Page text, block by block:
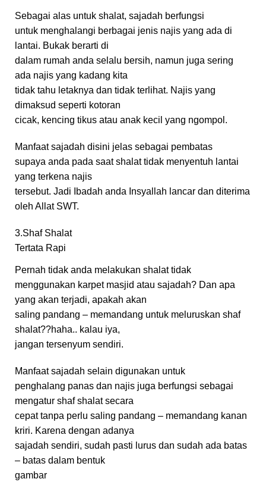
Sebagai alas untuk shalat, sajadah berfungsi
untuk menghalangi berbagai jenis najis yang ada di
lantai. Bukak berarti di
dalam rumah anda selalu bersih, namun juga sering
ada najis yang kadang kita
tidak tahu letaknya dan tidak terlihat. Najis yang
dimaksud seperti kotoran
cicak, kencing tikus atau anak kecil yang ngompol.
Manfaat sajadah disini jelas sebagai pembatas
supaya anda pada saat shalat tidak menyentuh lantai
yang terkena najis
tersebut. Jadi Ibadah anda Insyallah lancar dan diterima
oleh Allat SWT.
3.Shaf Shalat
Tertata Rapi
Pernah tidak anda melakukan shalat tidak
menggunakan karpet masjid atau sajadah? Dan apa
yang akan terjadi, apakah akan
saling pandang – memandang untuk meluruskan shaf
shalat??haha.. kalau iya,
jangan tersenyum sendiri.
Manfaat sajadah selain digunakan untuk
penghalang panas dan najis juga berfungsi sebagai
mengatur shaf shalat secara
cepat tanpa perlu saling pandang – memandang kanan
kriri. Karena dengan adanya
sajadah sendiri, sudah pasti lurus dan sudah ada batas
– batas dalam bentuk
gambar